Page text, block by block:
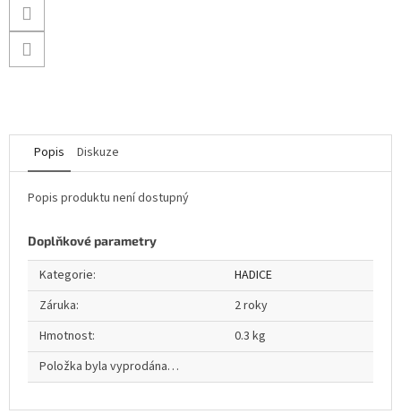
Popis Diskuze
Popis produktu není dostupný
Doplňkové parametry
Kategorie:
HADICE
Záruka:
2 roky
Hmotnost:
0.3 kg
Položka byla vyprodána…